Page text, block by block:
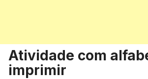
Atividade com
imprimir